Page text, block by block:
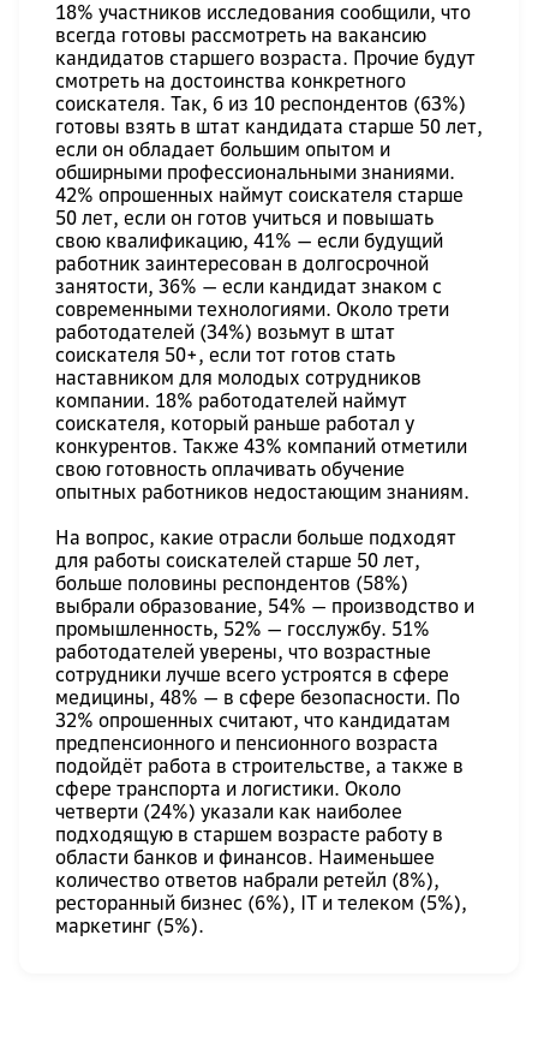
18% участников исследования сообщили, что
всегда готовы рассмотреть на вакансию
кандидатов старшего возраста. Прочие будут
смотреть на достоинства конкретного
соискателя. Так, 6 из 10 респондентов (63%)
готовы взять в штат кандидата старше 50 лет,
если он обладает большим опытом и
обширными профессиональными знаниями.
42% опрошенных наймут соискателя старше
50 лет, если он готов учиться и повышать
свою квалификацию, 41% — если будущий
работник заинтересован в долгосрочной
занятости, 36% — если кандидат знаком с
современными технологиями. Около трети
работодателей (34%) возьмут в штат
соискателя 50+, если тот готов стать
наставником для молодых сотрудников
компании. 18% работодателей наймут
соискателя, который раньше работал у
конкурентов. Также 43% компаний отметили
свою готовность оплачивать обучение
опытных работников недостающим знаниям.
На вопрос, какие отрасли больше подходят
для работы соискателей старше 50 лет,
больше половины респондентов (58%)
выбрали образование, 54% — производство и
промышленность, 52% — госслужбу. 51%
работодателей уверены, что возрастные
сотрудники лучше всего устроятся в сфере
медицины, 48% — в сфере безопасности. По
32% опрошенных считают, что кандидатам
предпенсионного и пенсионного возраста
подойдёт работа в строительстве, а также в
сфере транспорта и логистики. Около
четверти (24%) указали как наиболее
подходящую в старшем возрасте работу в
области банков и финансов. Наименьшее
количество ответов набрали ретейл (8%),
ресторанный бизнес (6%), IT и телеком (5%),
маркетинг (5%).